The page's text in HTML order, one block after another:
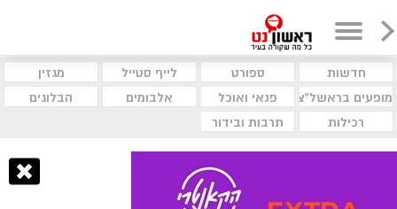
חדשות ספורט לייף סטייל
מגזין
מופעים בראשל"צ
פנאי ואוכל אלבומים
הבלוגים
רכילות
תרבות ובידור